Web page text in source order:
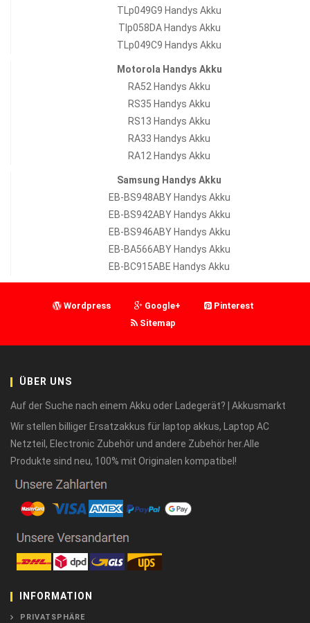
TLp049G9 Handys Akku
Tlp058DA Handys Akku
TLp049C9 Handys Akku
Motorola Handys Akku
RA52 Handys Akku
RS35 Handys Akku
RS13 Handys Akku
RA33 Handys Akku
RA12 Handys Akku
Samsung Handys Akku
EB-BS948ABY Handys Akku
EB-BS942ABY Handys Akku
EB-BS946ABY Handys Akku
EB-BA566ABY Handys Akku
EB-BC915ABE Handys Akku
Wordpress Google+
Pinterest
Sitemap
ÜBER UNS
Auf der Suche nach einem Akku oder Ladegerät? | Akkusmarkt
Wir stellen billiger Ersatzakkus für laptop akkus, Laptop AC
Netzteil, Electronic Zubehör und andere Zubehör her.Alle
Produkte sind neu, 100% mit Originalen kompatibel!
INFORMATION
PRIVATSPHÄRE